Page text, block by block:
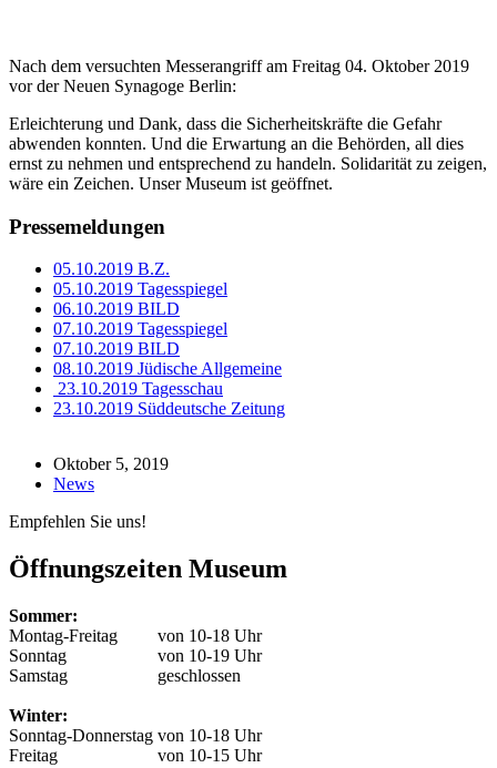
Nach dem versuchten Messerangriff am Freitag 04. Oktober 2019
vor der Neuen Synagoge Berlin:
Erleichterung und Dank, dass die Sicherheitskräfte die Gefahr
abwenden konnten. Und die Erwartung an die Behörden, all dies
ernst zu nehmen und entsprechend zu handeln. Solidarität zu zeigen,
wäre ein Zeichen. Unser Museum ist geöffnet.
Pressemeldungen
05.10.2019 B.Z.
05.10.2019 Tagesspiegel
06.10.2019 BILD
07.10.2019 Tagesspiegel
07.10.2019 BILD
08.10.2019 Jüdische Allgemeine
23.10.2019 Tagesschau
23.10.2019 Süddeutsche Zeitung
Oktober 5, 2019
News
Empfehlen Sie uns!
Öffnungszeiten Museum
Sommer:
Montag-Freitag
von 10-18 Uhr
Sonntag
von 10-19 Uhr
Samstag
geschlossen
Winter:
Sonntag-Donnerstag von 10-18 Uhr
Freitag
von 10-15 Uhr